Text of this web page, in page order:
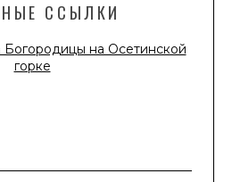
ССЫЛКИ